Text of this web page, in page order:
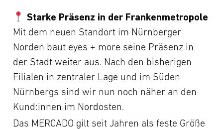
Starke Präsenz in der Frankenmetropole
Mit dem neuen Standort im Nürnberger
Norden baut eyes + more seine Präsenz in
der Stadt weiter aus. Nach den bisherigen
Filialen in zentraler Lage und im Süden
Nürnbergs sind wir nun noch näher an den
Kund:innen im Nordosten.
Das MERCADO gilt seit Jahren als feste Größe